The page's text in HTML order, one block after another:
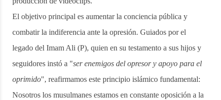
El objetivo principal es aumentar la conciencia pública y
combatir la indiferencia ante la opresión. Guiados por el
legado del Imam Ali (P), quien en su testamento a sus hijos y
seguidores instó a "ser enemigos del opresor y apoyo para el
oprimido", reafirmamos este principio islámico fundamental:
Nosotros los musulmanes estamos en constante oposición a la